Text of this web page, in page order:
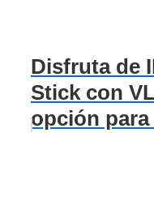
Disfruta de
Stick con
opción